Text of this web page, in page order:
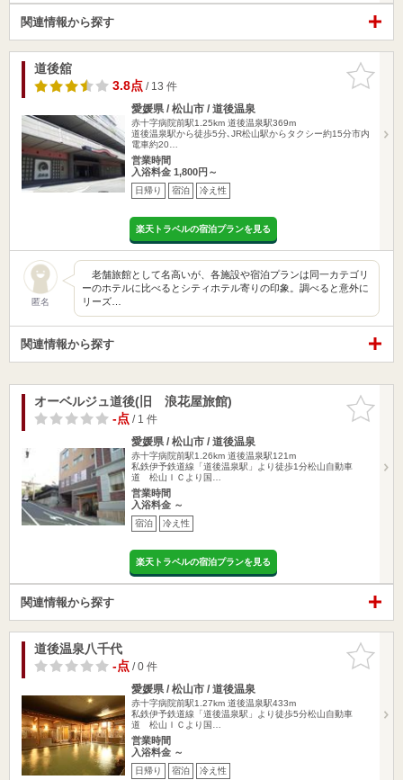
関連情報から探す
お気に入
りに追加
道後舘
3.8点/ 13 件
愛媛県 / 松山市 / 道後温泉
赤十字病院前駅1.25km 道後温泉駅369m
道後温泉駅から徒歩5分､JR松山駅からタクシー約15分市内
電車約20…
営業時間
入浴料金 1,800円～
日帰り 宿泊 冷え性
楽天トラベルの宿泊プランを見る
匿名
老舗旅館として名高いが、各施設や宿泊プランは同一カテゴリ
ーのホテルに比べるとシティホテル寄りの印象。調べると意外に
リーズ…
関連情報から探す
お気に入
りに追加
オーベルジュ道後(旧 浪花屋旅館)
-点/ 1 件
愛媛県 / 松山市 / 道後温泉
赤十字病院前駅1.26km 道後温泉駅121m
私鉄伊予鉄道線「道後温泉駅」より徒歩1分松山自動車
道 松山ＩＣより国…
営業時間
入浴料金 ～
宿泊 冷え性
楽天トラベルの宿泊プランを見る
関連情報から探す
お気に入
りに追加
道後温泉八千代
-点/ 0 件
愛媛県 / 松山市 / 道後温泉
赤十字病院前駅1.27km 道後温泉駅433m
私鉄伊予鉄道線「道後温泉駅」より徒歩5分松山自動車
道 松山ＩＣより国…
営業時間
入浴料金 ～
日帰り 宿泊 冷え性